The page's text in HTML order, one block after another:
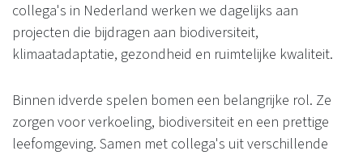
collega's in Nederland werken we dagelijks aan
projecten die bijdragen aan biodiversiteit,
klimaatadaptatie, gezondheid en ruimtelijke kwaliteit.
Binnen idverde spelen bomen een belangrijke rol. Ze
zorgen voor verkoeling, biodiversiteit en een prettige
leefomgeving. Samen met collega's uit verschillende